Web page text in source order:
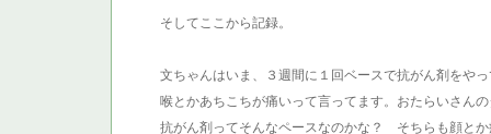
そしてここから記録。
文ちゃんはいま、３週間に１回ベースで抗がん剤をや
喉とかあちこちが痛いって言ってます。おたらいさん
抗がん剤ってそんなペースなのかな？ そちらも顔と